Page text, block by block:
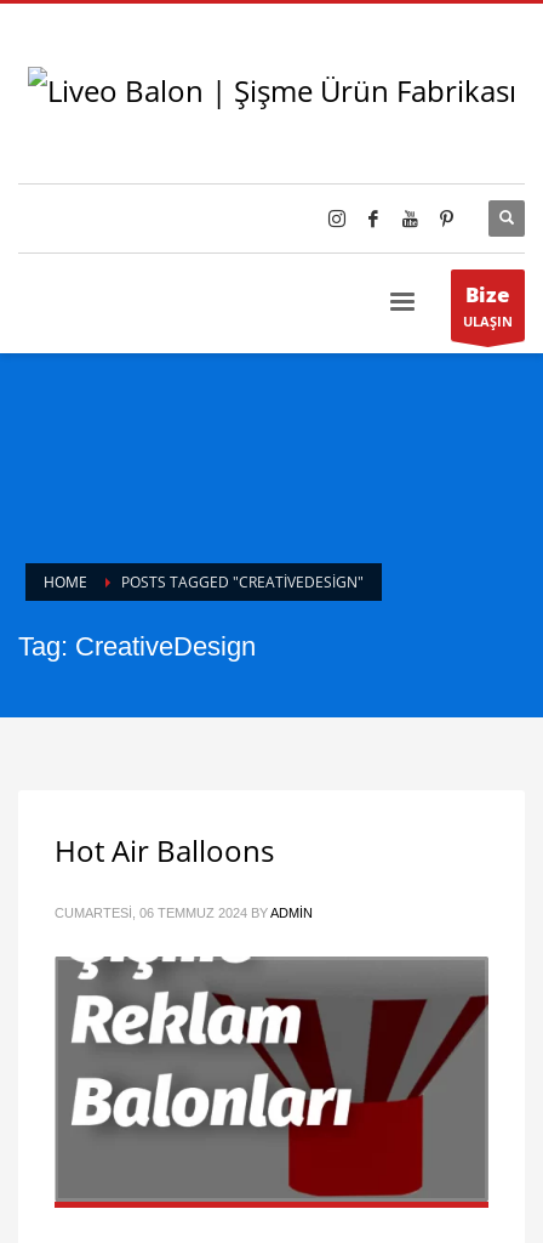
Bize
ULAŞIN
HOME POSTS TAGGED "CREATIVEDESIGN"
Tag: CreativeDesign
Hot Air Balloons
CUMARTESI, 06 TEMMUZ 2024 BYADMIN